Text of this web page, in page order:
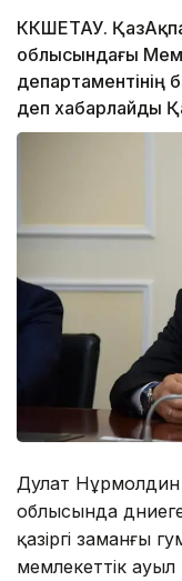
КӨКШЕТАУ.
облысындағы
деп хабарлайды
Дулат Нұрмолдин
облысында
қазіргі заманғы
мемлекеттік